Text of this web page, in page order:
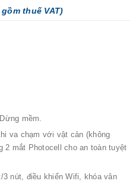
thuế VAT)
mềm.
va chạm với vật cản (không
2 mắt Photocell cho an toàn tuyệt
nút, điều khiển Wifi, khóa vân